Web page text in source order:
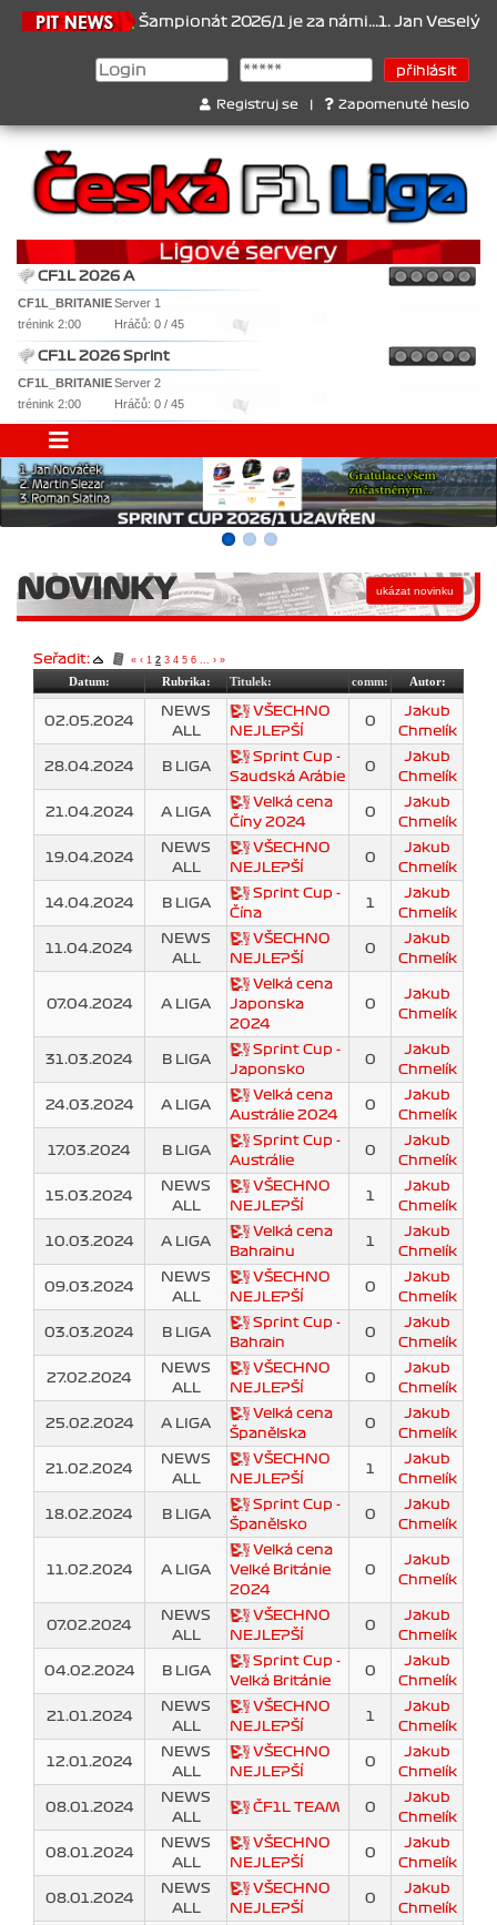
Šampionát 2026/1 je za námi...1. Jan Veselý , 2.
Registruj se Zapomenuté heslo
CF1L 2026 A
CF1L_BRITANIEServer 1
trénink 2:00
Hráčů: 0 / 45
CF1L 2026 Sprint
CF1L_BRITANIEServer 2
trénink 2:00
Hráčů: 0 / 45
NOVINKY
Seřadit: « ‹ 1 2 3 4 5 6 › »
Datum: Rubrika: Titulek: comm: Autor:
02.05.2024
NEWS
ALL
VŠECHNO
NEJLEPŠÍ
0
Jakub
Chmelík
28.04.2024 B LIGA
Sprint Cup -
Saudská Arábie
0
Jakub
Chmelík
21.04.2024 A LIGA
Velká cena
Číny 2024
0
Jakub
Chmelík
19.04.2024
NEWS
ALL
VŠECHNO
NEJLEPŠÍ
0
Jakub
Chmelík
14.04.2024 B LIGA
Sprint Cup -
Čína
1
Jakub
Chmelík
11.04.2024
NEWS
ALL
VŠECHNO
NEJLEPŠÍ
0
Jakub
Chmelík
07.04.2024 A LIGA
Velká cena
Japonska
2024
0
Jakub
Chmelík
31.03.2024 B LIGA
Sprint Cup -
Japonsko
0
Jakub
Chmelík
24.03.2024 A LIGA
Velká cena
Austrálie 2024
0
Jakub
Chmelík
17.03.2024 B LIGA
Sprint Cup -
Austrálie
0
Jakub
Chmelík
15.03.2024
NEWS
ALL
VŠECHNO
NEJLEPŠÍ
1
Jakub
Chmelík
10.03.2024 A LIGA
Velká cena
Bahrainu
1
Jakub
Chmelík
09.03.2024
NEWS
ALL
VŠECHNO
NEJLEPŠÍ
0
Jakub
Chmelík
03.03.2024 B LIGA
Sprint Cup -
Bahrain
0
Jakub
Chmelík
27.02.2024
NEWS
ALL
VŠECHNO
NEJLEPŠÍ
0
Jakub
Chmelík
25.02.2024 A LIGA
Velká cena
Španělska
0
Jakub
Chmelík
21.02.2024
NEWS
ALL
VŠECHNO
NEJLEPŠÍ
1
Jakub
Chmelík
18.02.2024 B LIGA
Sprint Cup -
Španělsko
0
Jakub
Chmelík
11.02.2024 A LIGA
Velká cena
Velké Británie
2024
0
Jakub
Chmelík
07.02.2024
NEWS
ALL
VŠECHNO
NEJLEPŠÍ
0
Jakub
Chmelík
04.02.2024 B LIGA
Sprint Cup -
Velká Británie
0
Jakub
Chmelík
21.01.2024
NEWS
ALL
VŠECHNO
NEJLEPŠÍ
1
Jakub
Chmelík
12.01.2024
NEWS
ALL
VŠECHNO
NEJLEPŠÍ
0
Jakub
Chmelík
08.01.2024
NEWS
ALL
ČF1L TEAM 0
Jakub
Chmelík
08.01.2024
NEWS
ALL
VŠECHNO
NEJLEPŠÍ
0
Jakub
Chmelík
08.01.2024
NEWS
ALL
VŠECHNO
NEJLEPŠÍ
0
Jakub
Chmelík